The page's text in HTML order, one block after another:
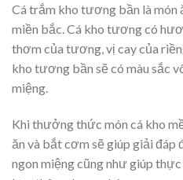
Cá trắm kho tương bần là món
miền bắc. Cá kho tương có
thơm của tương, vị cay của
kho tương bần sẽ có màu sắc
miệng.
Khi thưởng thức món cá kho
ăn và bắt cơm sẽ giúp giải
ngon miệng cũng như giúp